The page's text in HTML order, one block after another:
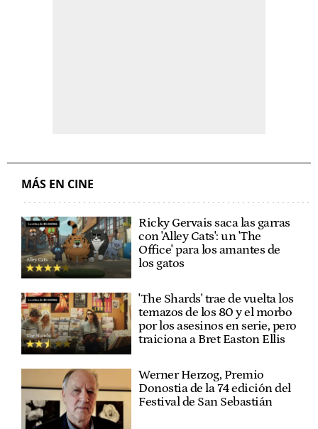
MÁS EN CINE
Ricky Gervais saca las garras
con 'Alley Cats': un 'The
Office' para los amantes de
los gatos
'The Shards' trae de vuelta los
temazos de los 80 y el morbo
por los asesinos en serie, pero
traiciona a Bret Easton Ellis
Werner Herzog, Premio
Donostia de la 74 edición del
Festival de San Sebastián